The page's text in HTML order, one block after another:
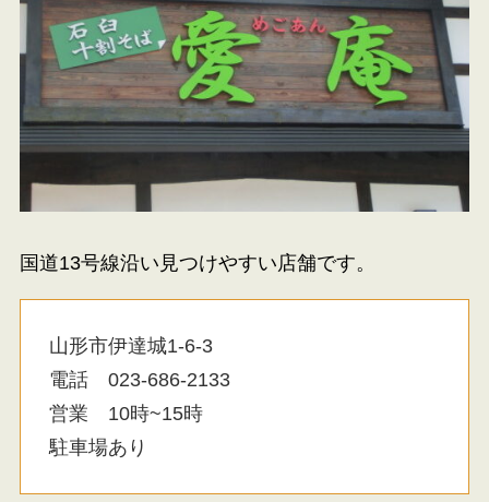
国道13号線沿い見つけやすい店舗です。
山形市伊達城1-6-3
電話 023-686-2133
営業 10時~15時
駐車場あり